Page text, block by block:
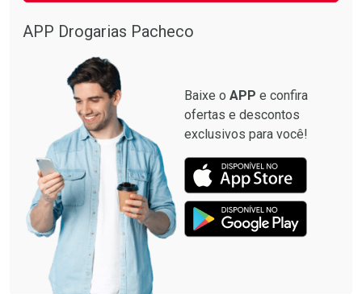
APP Drogarias Pacheco
Baixe o APP e confira
ofertas e descontos
exclusivos para você!